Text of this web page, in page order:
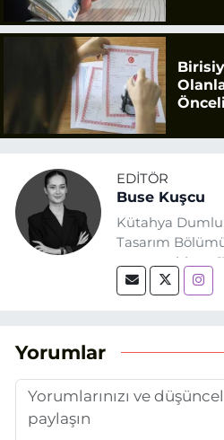
EDITÖR
Buse Kuşcu
Kütahya
Tasarım
mezun oldum.
tarihinde,
adım attım.
Yorumlar